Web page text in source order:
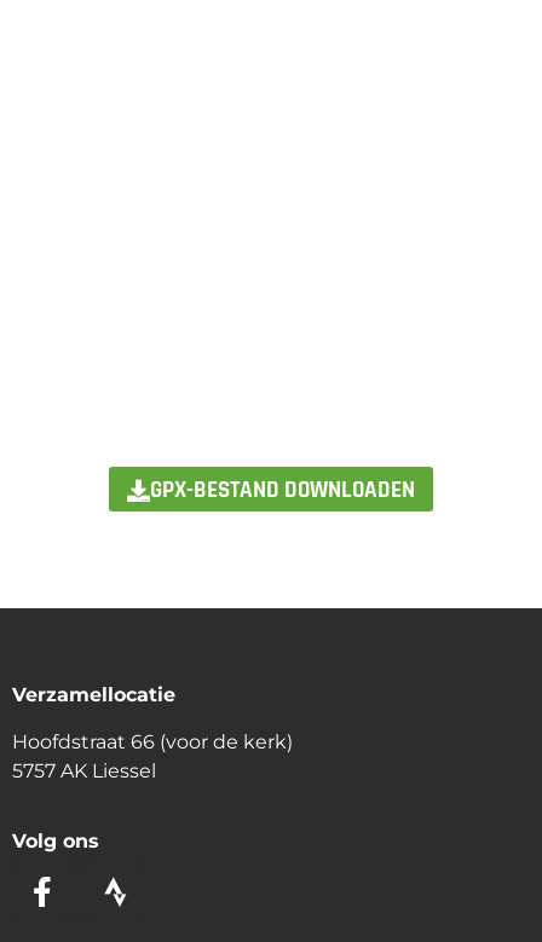
GPX-BESTAND DOWNLOADEN
Verzamellocatie
Hoofdstraat 66 (voor de kerk)
5757 AK Liessel
Volg ons